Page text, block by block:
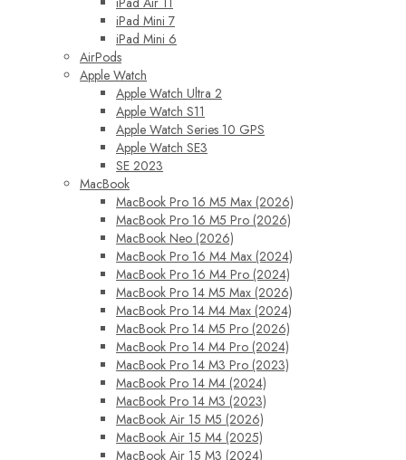
iPad Mini 7
iPad Mini 6
AirPods
Apple Watch
Apple Watch Ultra 2
Apple Watch S11
Apple Watch Series 10 GPS
Apple Watch SE3
SE 2023
MacBook
MacBook Pro 16 M5 Max (2026)
MacBook Pro 16 M5 Pro (2026)
MacBook Neo (2026)
MacBook Pro 16 M4 Max (2024)
MacBook Pro 16 M4 Pro (2024)
MacBook Pro 14 M5 Max (2026)
MacBook Pro 14 M4 Max (2024)
MacBook Pro 14 M5 Pro (2026)
MacBook Pro 14 M4 Pro (2024)
MacBook Pro 14 M3 Pro (2023)
MacBook Pro 14 M4 (2024)
MacBook Pro 14 M3 (2023)
MacBook Air 15 M5 (2026)
MacBook Air 15 M4 (2025)
MacBook Air 15 M3 (2024)